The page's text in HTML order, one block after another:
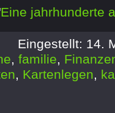
Eine jahrhunderte
Eingestellt: 14.
, familie,
, Kartenlegen,